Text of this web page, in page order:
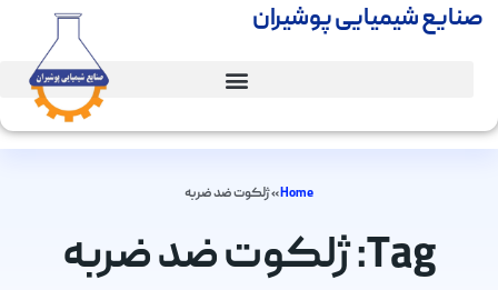
صنایع شیمیایی پوشیران
Home
»ژلکوت ضد ضربه
Tag: ژلکوت ضد ضربه